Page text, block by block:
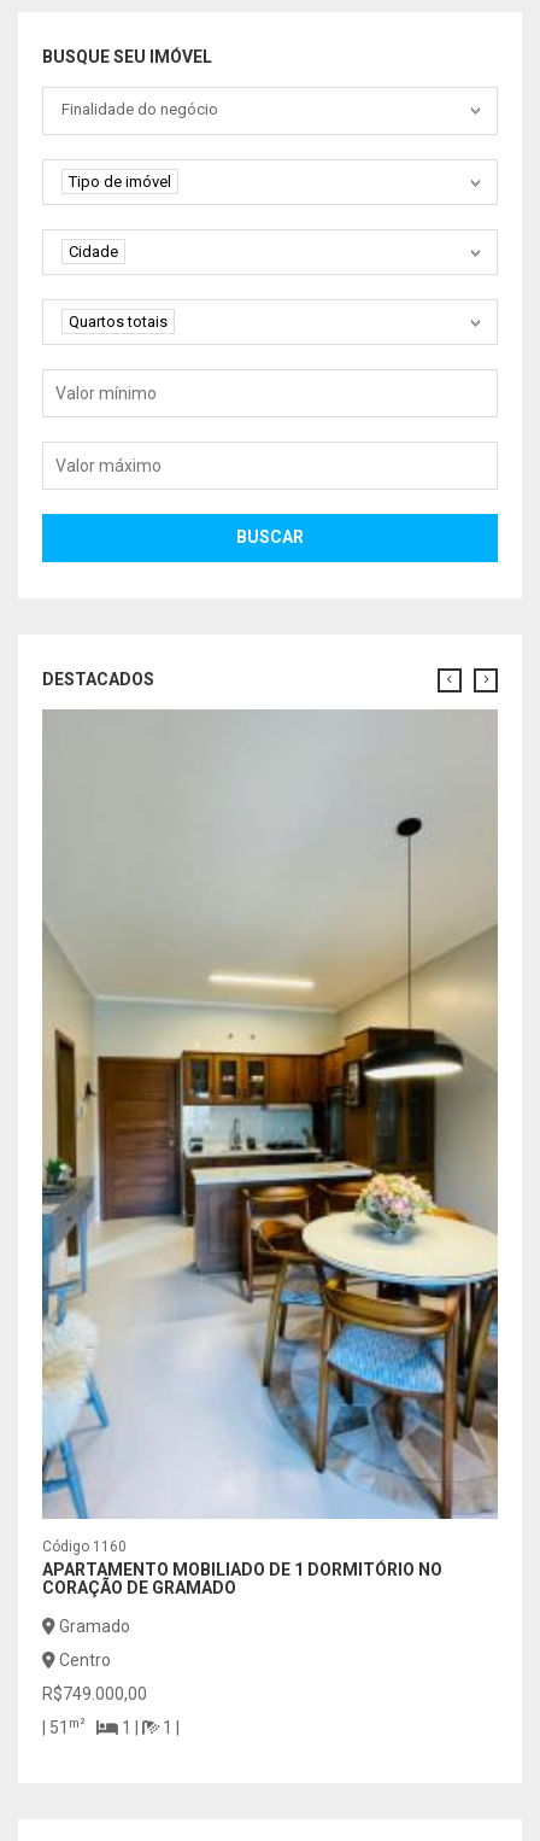
BUSQUE SEU IMÓVEL
Tipo negociação
Finalidade do negócio
Tipo de imóvel
Tipo de imóvel
Cidade
Cidade
Quartos
Quartos totais
Valor mínimo
Valor máximo
BUSCAR
DESTACADOS
Código 1160
APARTAMENTO MOBILIADO DE 1 DORMITÓRIO NO
CORAÇÃO DE GRAMADO
Gramado
Centro
R$749.000,00
| 51 m² 1 | 1 |